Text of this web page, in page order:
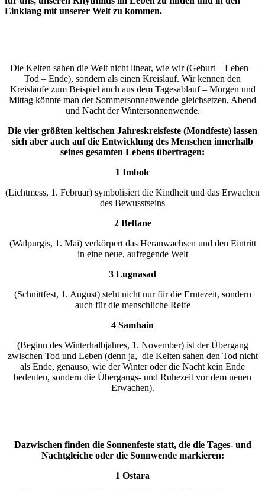
Einklang mit unserer Welt zu kommen.
Die Kelten sahen die Welt nicht linear, wie wir (Geburt – Leben –
Tod – Ende), sondern als einen Kreislauf. Wir kennen den
Kreisläufe zum Beispiel auch aus dem Tagesablauf – Morgen und
Mittag könnte man der Sommersonnenwende gleichsetzen, Abend
und Nacht der Wintersonnenwende.
Die vier größten keltischen Jahreskreisfeste (Mondfeste) lassen
sich aber auch auf die Entwicklung des Menschen innerhalb
seines gesamten Lebens übertragen:
1 Imbolc
(Lichtmess, 1. Februar) symbolisiert die Kindheit und das Erwachen
des Bewusstseins
2 Beltane
(Walpurgis, 1. Mai) verkörpert das Heranwachsen und den Eintritt
in eine neue, aufregende Welt
3 Lugnasad
(Schnittfest, 1. August) steht nicht nur für die Erntezeit, sondern
auch für die menschliche Reife
4 Samhain
(Beginn des Winterhalbjahres, 1. November) ist der Übergang
zwischen Tod und Leben (denn ja, die Kelten sahen den Tod nicht
als Ende, genauso, wie der Winter oder die Nacht kein Ende
bedeuten, sondern die Übergangs- und Ruhezeit vor dem neuen
Erwachen).
Dazwischen finden die Sonnenfeste statt, die die Tages- und
Nachtgleiche oder die Sonnwende markieren:
1 Ostara